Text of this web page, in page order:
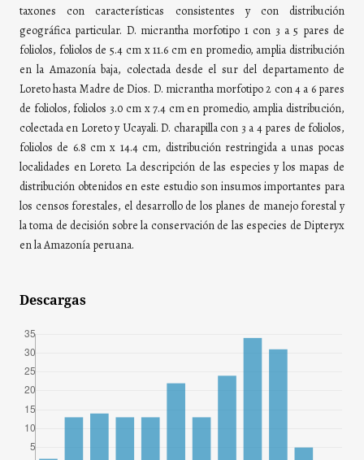
taxones con características consistentes y con distribución
geográfica particular. D. micrantha morfotipo 1 con 3 a 5 pares de
foliolos, foliolos de 5.4 cm x 11.6 cm en promedio, amplia distribución
en la Amazonía baja, colectada desde el sur del departamento de
Loreto hasta Madre de Dios. D. micrantha morfotipo 2 con 4 a 6 pares
de foliolos, foliolos 3.0 cm x 7.4 cm en promedio, amplia distribución,
colectada en Loreto y Ucayali. D. charapilla con 3 a 4 pares de foliolos,
foliolos de 6.8 cm x 14.4 cm, distribución restringida a unas pocas
localidades en Loreto. La descripción de las especies y los mapas de
distribución obtenidos en este estudio son insumos importantes para
los censos forestales, el desarrollo de los planes de manejo forestal y
la toma de decisión sobre la conservación de las especies de Dipteryx
en la Amazonía peruana.
Descargas